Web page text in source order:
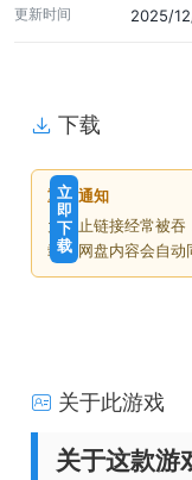
更新时间 2025/
下载
下
载
价
格
免
费
立
即
下
载
重要通知
为防止链接经常被
载，网盘内容会自动
关于此游戏
关于这款游